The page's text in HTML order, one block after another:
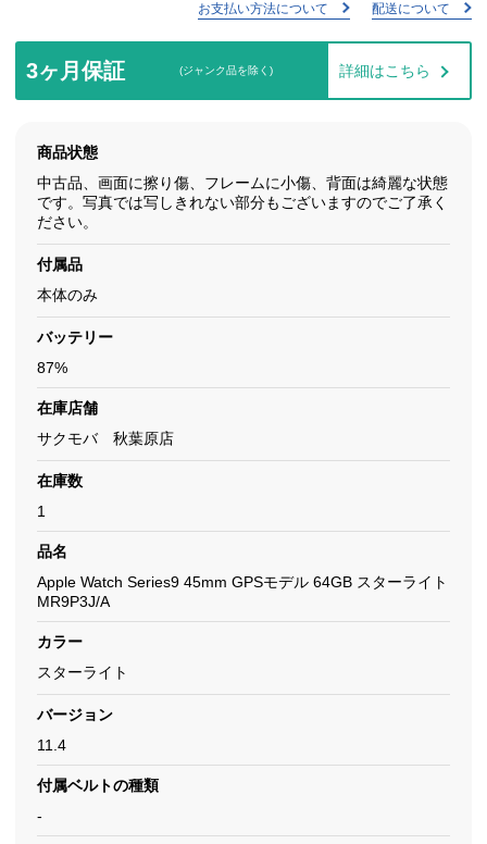
お支払い方法について 配送について
3ヶ月保証 (ジャンク品を除く) 詳細はこちら
商品状態
中古品、画面に擦り傷、フレームに小傷、背面は綺麗な状態
です。写真では写しきれない部分もございますのでご了承く
ださい。
付属品
本体のみ
バッテリー
87%
在庫店舗
サクモバ 秋葉原店
在庫数
1
品名
Apple Watch Series9 45mm GPSモデル 64GB スターライト
MR9P3J/A
カラー
スターライト
バージョン
11.4
付属ベルトの種類
-